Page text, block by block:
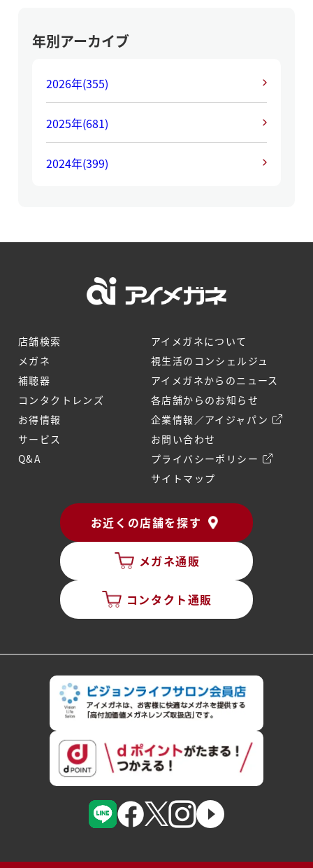
年別アーカイブ
2026年(355)
2025年(681)
2024年(399)
店舗検索
メガネ
補聴器
コンタクトレンズ
お得情報
サービス
Q&A
アイメガネについて
視生活のコンシェルジュ
アイメガネからのニュース
各店舗からのお知らせ
企業情報／アイジャパン
お問い合わせ
プライバシーポリシー
サイトマップ
お近くの店舗を探す
メガネ通販
コンタクト通販